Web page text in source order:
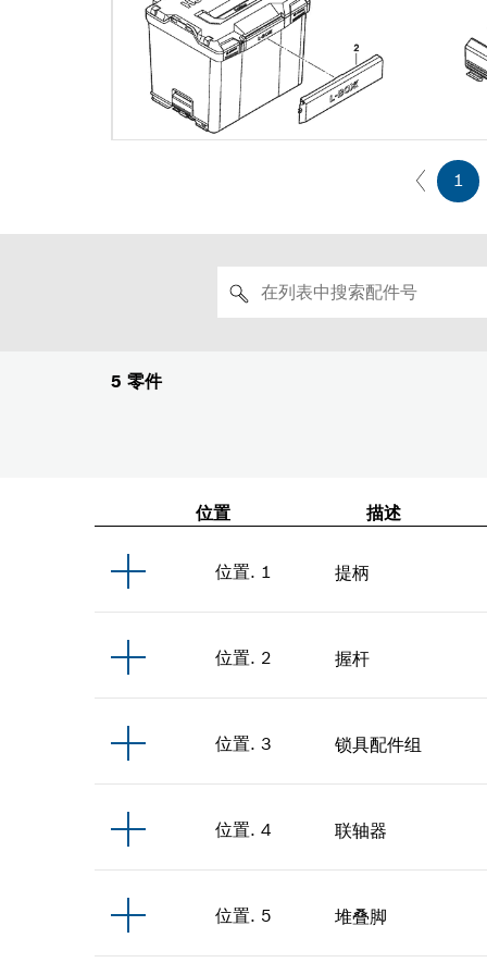
1
5 零件
位置 描述
位置. 1 提柄
位置. 2 握杆
位置. 3 锁具配件组
位置. 4 联轴器
位置. 5 堆叠脚